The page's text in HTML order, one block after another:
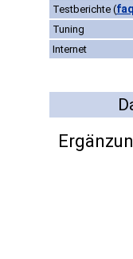
Testberichte (faq
Tuning
Internet